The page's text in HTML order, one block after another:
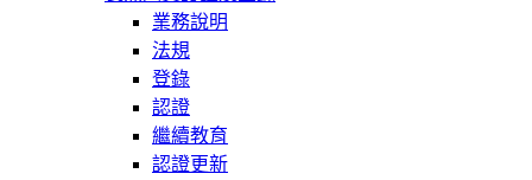
業務說明
法規
登錄
認證
繼續教育
認證更新